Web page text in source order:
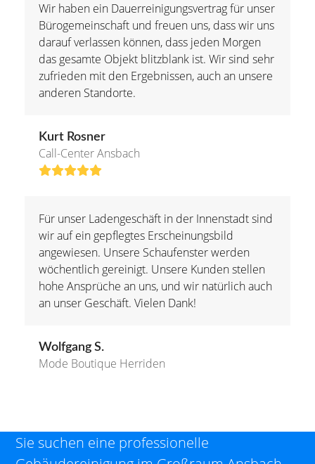
Wir haben ein Dauerreinigungsvertrag für unser
Bürogemeinschaft und freuen uns, dass wir uns
darauf verlassen können, dass jeden Morgen
das gesamte Objekt blitzblank ist. Wir sind sehr
zufrieden mit den Ergebnissen, auch an unsere
anderen Standorte.
Kurt Rosner
Call-Center Ansbach
Bewertung:
Für unser Ladengeschäft in der Innenstadt sind
wir auf ein gepflegtes Erscheinungsbild
angewiesen. Unsere Schaufenster werden
wöchentlich gereinigt. Unsere Kunden stellen
hohe Ansprüche an uns, und wir natürlich auch
an unser Geschäft. Vielen Dank!
Wolfgang S.
Mode Boutique Herriden
Sie suchen eine professionelle